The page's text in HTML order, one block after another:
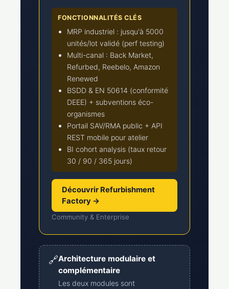
FONCTIONNALITÉS CLÉS
MRP industriel : jusqu'à 5000
unités/lot validé (perf testing)
Multi-canal : Back Market,
Refurbed, Reebelo, Amazon
Renewed
BSDD & EN 50614 (conformité
DEEE) + subventions éco-
organismes
Portail SAV/RMA public + API
REST mobile pour atelier
BI cohort analysis (taux retour
30 / 90 / 365 jours)
Découvrir Refurbishment
Factory →
Community & Enterprise
🔗Architecture modulaire et
complémentaire
Les deux modules sont